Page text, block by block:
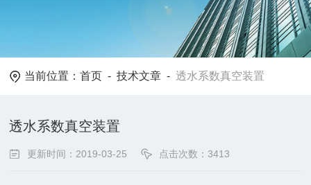
当前位置：首页 -技术文章 -透水系数真空装置
透水系数真空装置
更新时间：2019-03-25 点击次数：3413